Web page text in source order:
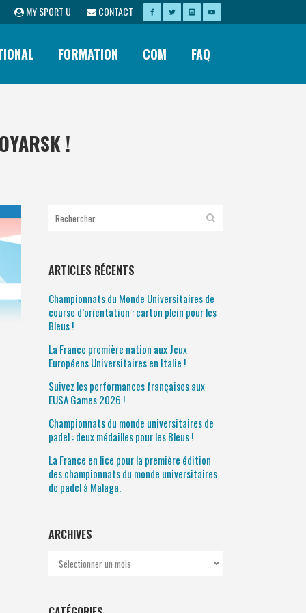
MY SPORT U CONTACT
FORMATION COM FAQ
!
ARTICLES RÉCENTS
Championnats du Monde Universitaires de
course d’orientation : carton plein pour les
Bleus !
La France première nation aux Jeux
Européens Universitaires en Italie !
Suivez les performances françaises aux
EUSA Games 2026 !
Championnats du monde universitaires de
padel : deux médailles pour les Bleus !
La France en lice pour la première édition
des championnats du monde universitaires
de padel à Malaga.
ARCHIVES
Archives